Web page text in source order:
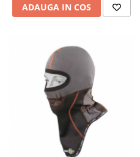
ADAUGA IN COS